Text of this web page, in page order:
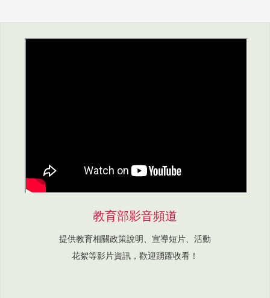
教育部影音頻道
提供教育相關政策說明、宣導短片、活動
花絮等影片資訊，歡迎踴躍收看！